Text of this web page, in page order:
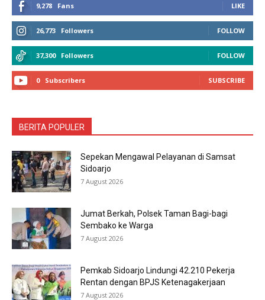
9,278 Fans LIKE
26,773 Followers FOLLOW
37,300 Followers FOLLOW
0 Subscribers SUBSCRIBE
BERITA POPULER
Sepekan Mengawal Pelayanan di Samsat
Sidoarjo
7 August 2026
Jumat Berkah, Polsek Taman Bagi-bagi
Sembako ke Warga
7 August 2026
Pemkab Sidoarjo Lindungi 42.210 Pekerja
Rentan dengan BPJS Ketenagakerjaan
7 August 2026